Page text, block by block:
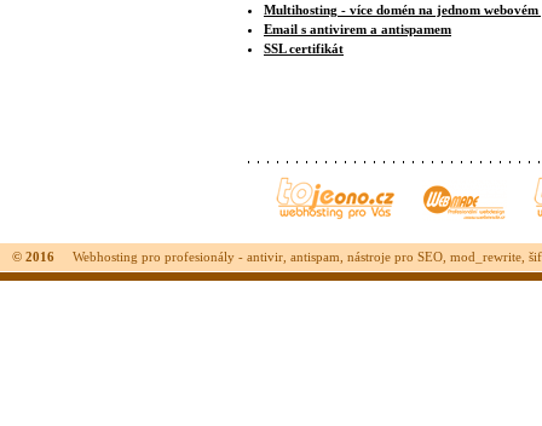
Multihosting - více domén na jednom
Email s antivirem a antispamem
SSL certifikát
© 2016 Webhosting pro profesionály - antivir, antispam, nástroje pro SEO, mod_rewrite,